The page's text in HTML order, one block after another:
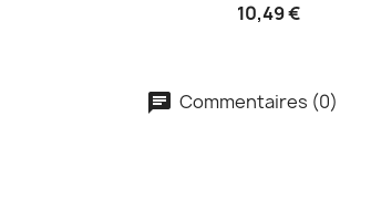
10,49 €
Commentaires (0)